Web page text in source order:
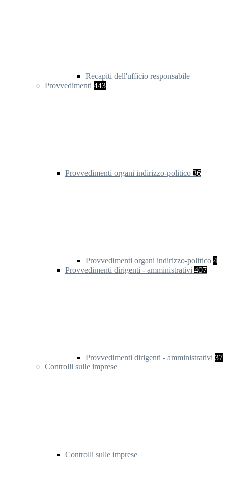
Recapiti dell'ufficio responsabile
Provvedimenti 443
Provvedimenti organi indirizzo-politico 36
Provvedimenti organi indirizzo-politico 4
Provvedimenti dirigenti - amministrativi 407
Provvedimenti dirigenti - amministrativi 37
Controlli sulle imprese
Controlli sulle imprese